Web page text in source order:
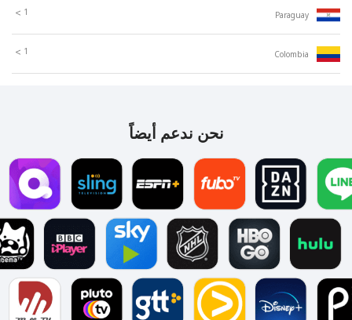
Paraguay
1
>
Colombia
1
>
نحن ندعم أيضاً